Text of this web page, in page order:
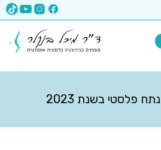
x-api-
פלסטי בשנת 2023